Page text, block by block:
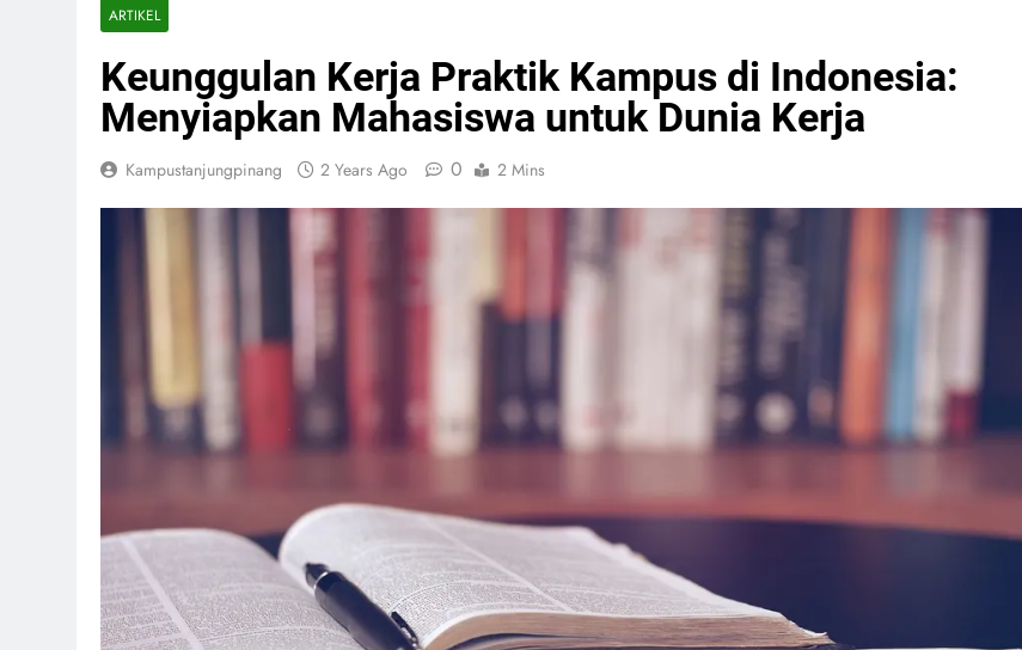
ARTIKEL
Keunggulan Kerja Praktik Kampus di Indonesia:
Menyiapkan Mahasiswa untuk Dunia Kerja
Kampustanjungpinang 2 Years Ago 0 2 Mins